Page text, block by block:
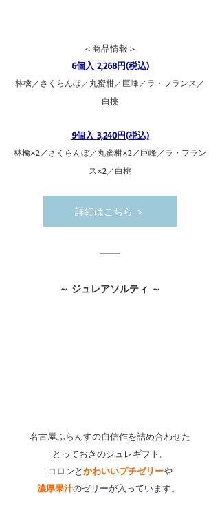
＜商品情報＞
6個入 2,268円(税込)
林檎／さくらんぼ／丸蜜柑／巨峰／ラ・フランス／
白桃
9個入 3,240円(税込)
林檎×2／さくらんぼ／丸蜜柑×2／巨峰／ラ・フラン
ス×2／白桃
詳細はこちら ＞
～ ジュレアソルティ ～
名古屋ふらんすの自信作を詰め合わせた
とっておきのジュレギフト。
コロンとかわいいプチゼリーや
濃厚果汁のゼリーが入っています。